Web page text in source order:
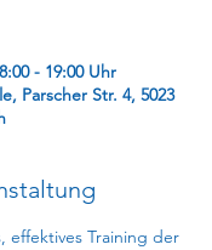
- 19:00 Uhr
Parscher Str. 4, 5023
effektives Training der